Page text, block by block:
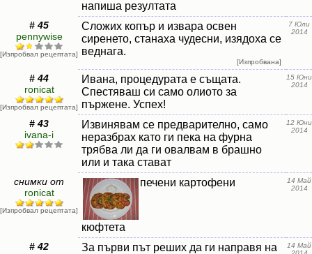
напиша резултата
# 45
pennywise
[Изпробвал рецептата]
Сложих копър и извара освен
сиренето, станаха чудесни, изядоха се
веднага.
[Изпробвана]
7 Юли
2014
# 44
ronicat
[Изпробвал рецептата]
Ивана, процедурата е същата.
Спестяваш си само олиото за
пържене. Успех!
15 Юни
2014
# 43
ivana-i
Извинявам се предварително, само
неразбрах като ги пека на фурна
трябва ли да ги овалвам в брашно
или и така стават
12 Юни
2014
снимки от
ronicat
[Изпробвал рецептата]
печени картофени
кюфтета
14 Май
2014
# 42
За първи път реших да ги направя на
14 Май